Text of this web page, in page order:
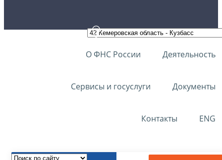
О ФНС России Деятельность
Сервисы и госуслуги Документы
Контакты ENG